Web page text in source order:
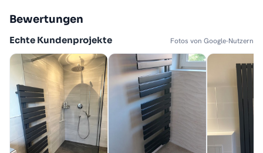
Bewertungen
Echte Kundenprojekte Fotos von Google-Nutzern